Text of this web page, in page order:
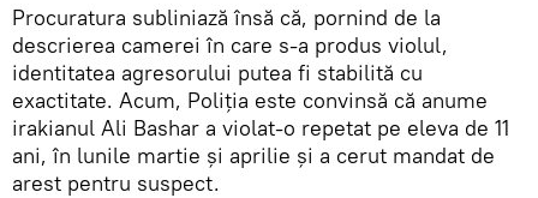
Procuratura subliniază însă că, pornind de la
descrierea camerei în care s-a produs violul,
identitatea agresorului putea fi stabilită cu
exactitate. Acum, Poliţia este convinsă că anume
irakianul Ali Bashar a violat-o repetat pe eleva de 11
ani, în lunile martie şi aprilie şi a cerut mandat de
arest pentru suspect.